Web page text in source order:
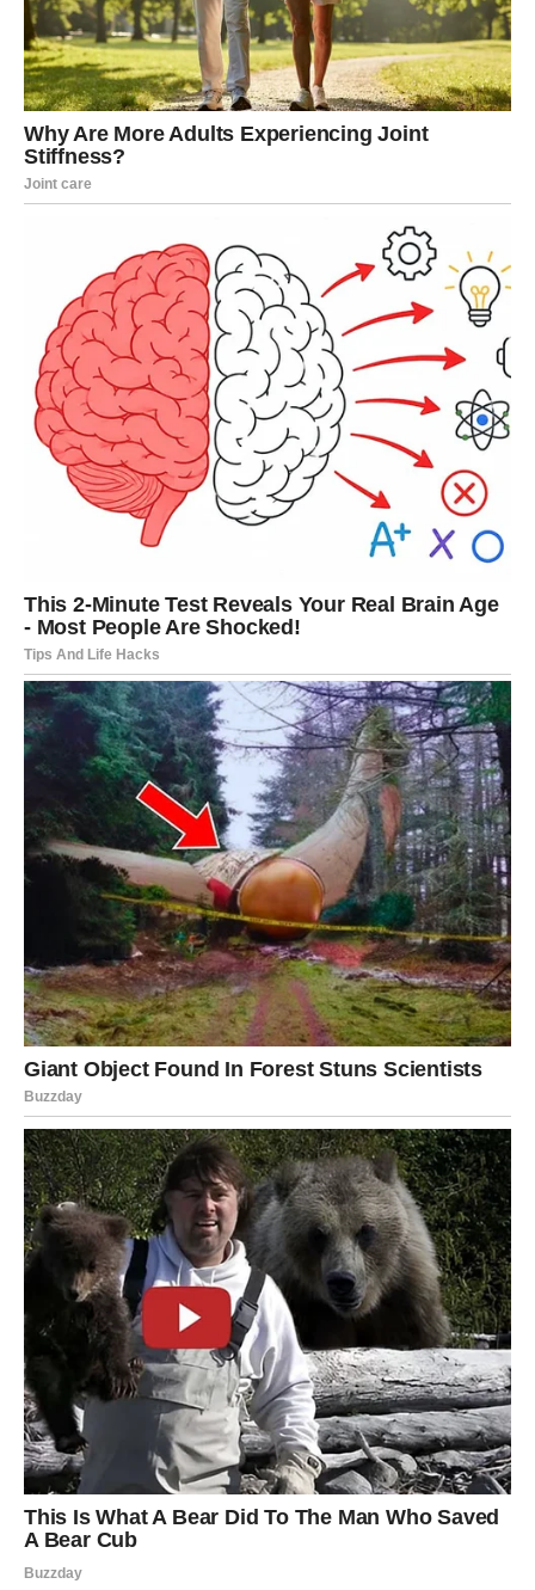
izražaja. Vaš trud primećuju pravi ljudi, a vi konačno
prestajete da sumnjate u sebe.
Na poslovnom planu:
dolazi unapređenje, promena pozicije ili posao koji vam
vaša reč dobija težinu, a vaše znanje vrednost,
učite da ne nosite tuđe odgovornosti.
Finansijski, Devica ulazi u stabilniji period u kojem
novac
prestaje da bude izvor stresa
, a postaje sredstvo
sigurnosti i planiranja. Vi sada znate kako da raspolažete
resursima i kako da zaštitite ono što ste stekli.
U ljubavi, ovo je godina velikog emotivnog rasta. Device
prestaju da se zadovoljavaju polovičnim odnosima. Ili se
veza produbljuje i postaje iskrena i stabilna – ili se
završava bez drame, ali sa velikom lekcijom. Slobodne
Device mogu doživeti ljubav koja dolazi tiho, ali menja
sve. Ovo je godina u kojoj shvatate da ne morate da se
menjate da biste bili voljeni.
JARAC – godina velikih pobeda i
dugoročnog uspeha
Jarčevi ulaze u jednu odnajmoćnijih godina u
poslednjem ciklusu svog života. Sve ono za šta ste se
borili, često sami i bez podrške, sada dolazi na naplatu.
Ovo je godina autoriteta, priznanja i osećaja da konačno
stojite na čvrstom tlu.
Na poslovnom i finansijskom planu:
dolazi napredovanje, veća odgovornost, ali i veća
nagrada,
moguće su velike odluke koje menjaju životni pravac,
gradite nešto što traje – ne kratkoročno, već za godine
koje dolaze.
Novac dolazi kroz rad, ali i kroz pametne odluke iz
prošlosti. Jarac sada shvata da je vredelo izdržati, jer ono
što dobija ima težinu i stabilnost.